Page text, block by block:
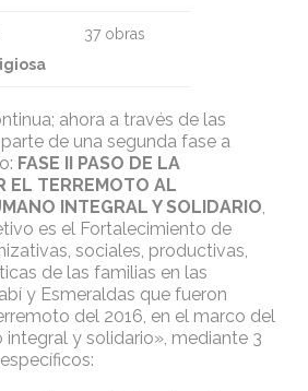
37 obras
ahora a través de las
de una segunda fase a
FASE II PASO DE LA
EL TERREMOTO AL
INTEGRAL Y SOLIDARIO,
es el Fortalecimiento de
sociales, productivas,
de las familias en las
y Esmeraldas que fueron
del 2016, en el marco del
y solidario», mediante 3